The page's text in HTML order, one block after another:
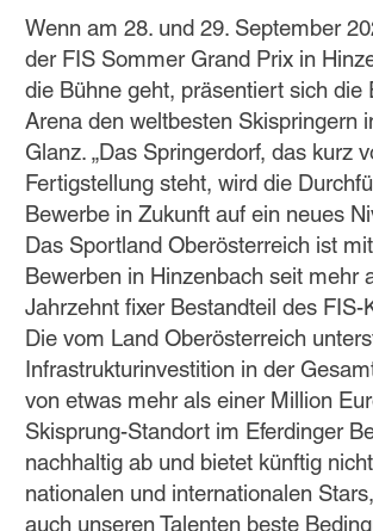
Wenn am 28. und 29. September
der FIS Sommer Grand Prix in
die Bühne geht, präsentiert sich die
Arena den weltbesten Skispringern
Glanz. „Das Springerdorf, das kurz
Fertigstellung steht, wird die
Bewerbe in Zukunft auf ein neues
Das Sportland Oberösterreich ist
Bewerben in Hinzenbach seit mehr
Jahrzehnt fixer Bestandteil des FIS-
Die vom Land Oberösterreich
Infrastrukturinvestition in der
von etwas mehr als einer Million
Skisprung-Standort im Eferdinger
nachhaltig ab und bietet künftig
nationalen und internationalen